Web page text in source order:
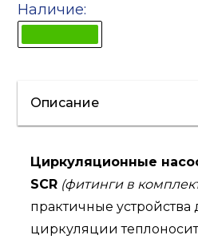
Наличие:
Описание
Циркуляционные
SCR (фитинги в
практичные
циркуляции